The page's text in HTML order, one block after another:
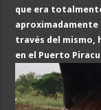
que era
aproximadamente
través del mismo,
en el Puerto